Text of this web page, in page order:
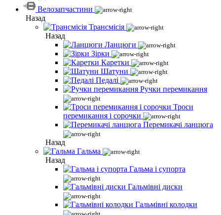
Велозапчастини
Назад
Трансмісія
Назад
Ланцюги
Зірки
Каретки
Шатуни
Педалі
Ручки перемикання
Троси
перемикання і сорочки
Перемикачі ланцюга
Назад
Гальма
Назад
Гальма і супорта
Гальмівні диски
Гальмівні колодки